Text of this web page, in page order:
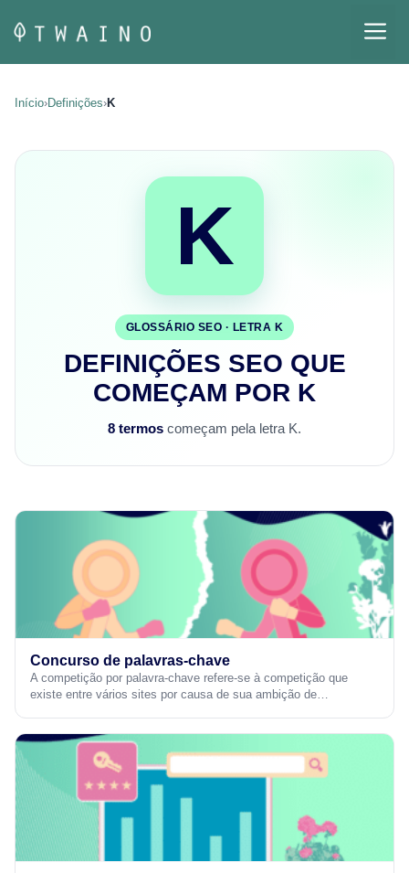
para
o
conteúdo
Início›Definições›K
K
GLOSSÁRIO SEO · LETRA K
DEFINIÇÕES SEO QUE
COMEÇAM POR K
8 termos começam pela letra K.
Concurso de palavras-chave
A competição por palavra-chave refere-se à competição que
existe entre vários sites por causa de sua ambição de…